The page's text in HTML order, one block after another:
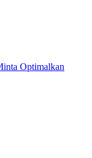
Optimalkan